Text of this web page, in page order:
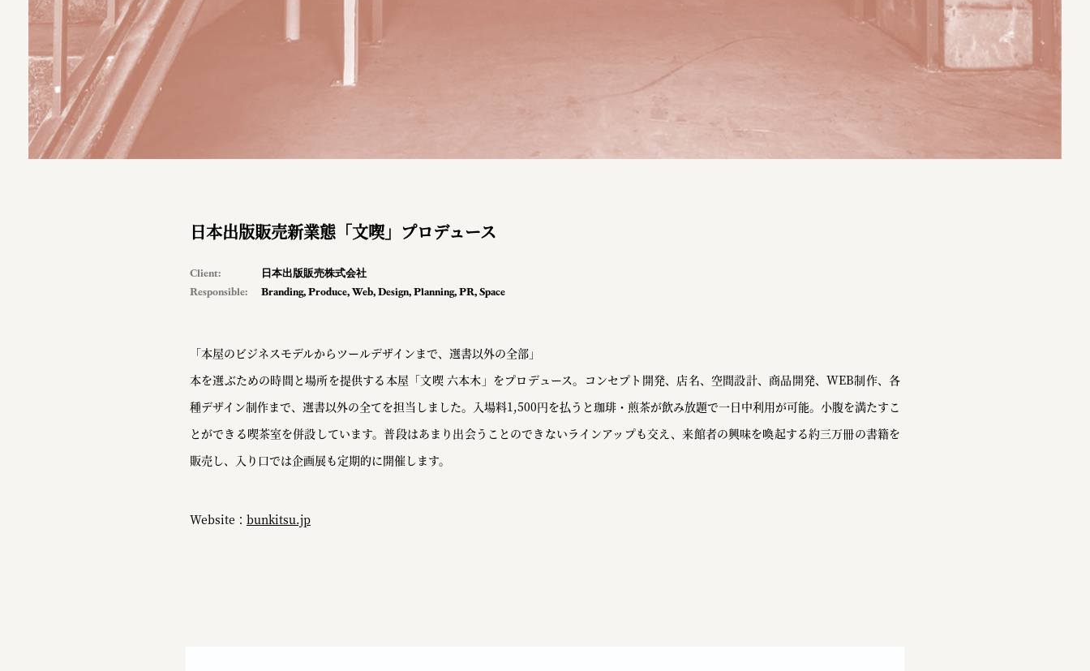
日本出版販売新業態「文喫」プロデュース
Client:
日本出版販売株式会社
Responsible:
Branding,Produce,Web,Design,Planning,PR,Space
「本屋のビジネスモデルからツールデザインまで、選書以外の全部」
本を選ぶための時間と場所を提供する本屋「文喫 六本木」をプロデュース。コンセプト開発、店名、空間設計、商品開発、WEB制作、各
種デザイン制作まで、選書以外の全てを担当しました。入場料1,500円を払うと珈琲・煎茶が飲み放題で一日中利用が可能。小腹を満たすこ
とができる喫茶室を併設しています。普段はあまり出会うことのできないラインアップも交え、来館者の興味を喚起する約三万冊の書籍を
販売し、入り口では企画展も定期的に開催します。
Website： bunkitsu.jp